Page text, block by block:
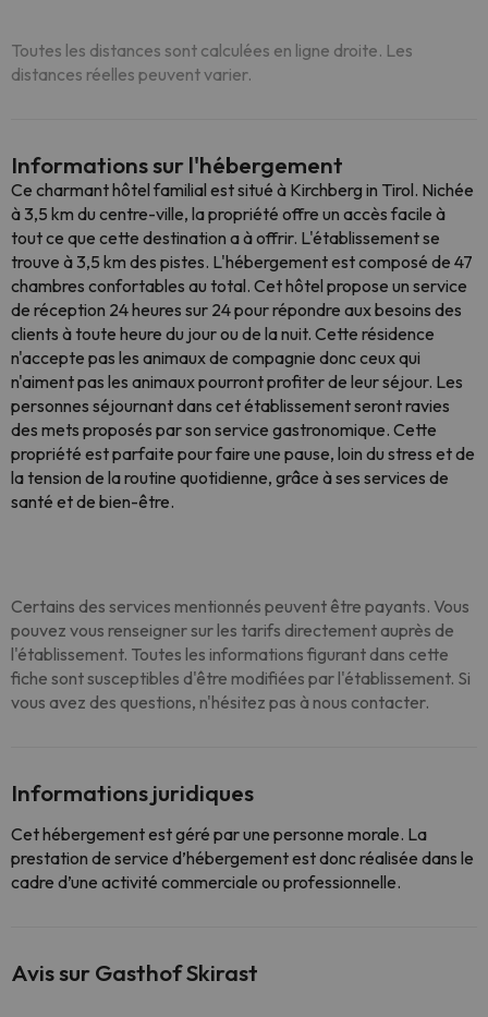
Toutes les distances sont calculées en ligne droite. Les
distances réelles peuvent varier.
Informations sur l'hébergement
Ce charmant hôtel familial est situé à Kirchberg in Tirol. Nichée
à 3,5 km du centre-ville, la propriété offre un accès facile à
tout ce que cette destination a à offrir. L'établissement se
trouve à 3,5 km des pistes. L'hébergement est composé de 47
chambres confortables au total. Cet hôtel propose un service
de réception 24 heures sur 24 pour répondre aux besoins des
clients à toute heure du jour ou de la nuit. Cette résidence
n'accepte pas les animaux de compagnie donc ceux qui
n'aiment pas les animaux pourront profiter de leur séjour. Les
personnes séjournant dans cet établissement seront ravies
des mets proposés par son service gastronomique. Cette
propriété est parfaite pour faire une pause, loin du stress et de
la tension de la routine quotidienne, grâce à ses services de
santé et de bien-être.
Certains des services mentionnés peuvent être payants. Vous
pouvez vous renseigner sur les tarifs directement auprès de
l'établissement. Toutes les informations figurant dans cette
fiche sont susceptibles d'être modifiées par l'établissement. Si
vous avez des questions, n'hésitez pas à nous contacter.
Informations juridiques
Cet hébergement est géré par une personne morale. La
prestation de service d’hébergement est donc réalisée dans le
cadre d’une activité commerciale ou professionnelle.
Avis sur Gasthof Skirast